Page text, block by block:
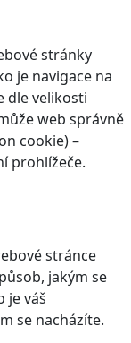
stránky
je navigace na
dle velikosti
web správně
cookie) –
prohlížeče.
stránce
jakým se
je váš
se nacházíte.